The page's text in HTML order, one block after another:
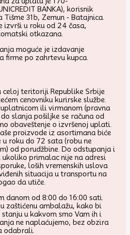
BANKA), korisnik
Tišme 31b, Zemun - Batajnica.
izvrši u roku od 24 časa,
otkazana.
moguće je izdavanje
firme po zahrtevu kupca.
celoj teritoriji Republike Srbije
cenovniku kurirske službe.
ili virmanom (pravna
slanja pošiljke se računa od
obaveštenje o izvršenoj uplati.
proizvode iz asortimana biće
u roku do 72 sata (robu ne
od porudžbine. Do odstupanja i
ukoliko primalac nije na adresi
loših vremenskih uslova
situacija u transportu na
da utiče.
danom od 8:00 do 16:00 sati.
zaštićenu ambalažu, kako bi
u kakvom smo Vam ih i
ne naplaćujemo, bez obzira
odabrali.